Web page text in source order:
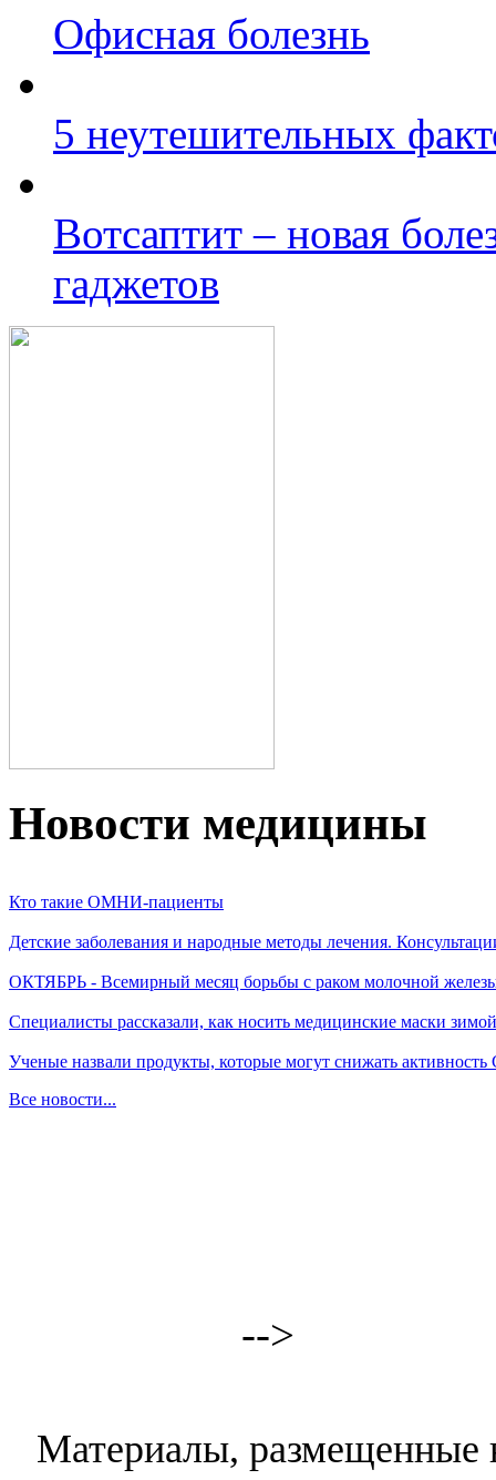
Офисная болезнь
5 неутешительных
Вотсаптит – новая
гаджетов
Новости медицины
Кто такие ОМНИ-пациенты
Детские заболевания и народные методы лечения.
ОКТЯБРЬ - Всемирный месяц борьбы с раком молочной
Специалисты рассказали, как носить медицинские маски зимой
Ученые назвали продукты, которые могут снижать
Все новости...
-->
Материалы, размещенные